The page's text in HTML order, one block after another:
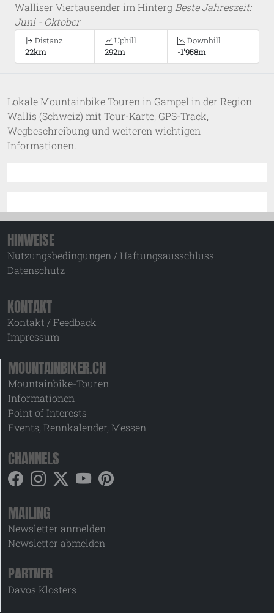
Walliser Viertausender im HintergBeste Jahreszeit:
Juni - Oktober
Distanz
22km
Uphill
292m
Downhill
-1'958m
Lokale Mountainbike Touren in Gampel in der Region
Wallis (Schweiz) mit Tour-Karte, GPS-Track,
Wegbeschreibung und weiteren wichtigen
Informationen.
HINWEISE
Nutzungsbedingungen / Haftungsausschluss
Datenschutz
KONTAKT
Kontakt / Feedback
Impressum
MOUNTAINBIKER.CH
Mountainbike-Touren
Informationen
Point of Interests
Events, Rennkalender, Messen
CHANNELS
MAILING
Newsletter anmelden
Newsletter abmelden
PARTNER
Davos Klosters